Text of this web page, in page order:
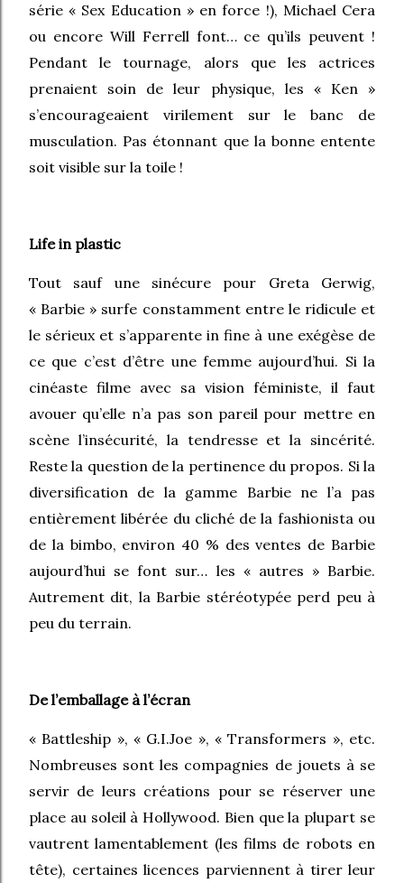
série « Sex Education » en force !), Michael Cera
ou encore Will Ferrell font… ce qu’ils peuvent !
Pendant le tournage, alors que les actrices
prenaient soin de leur physique, les « Ken »
s’encourageaient virilement sur le banc de
musculation. Pas étonnant que la bonne entente
soit visible sur la toile !
Life in plastic
Tout sauf une sinécure pour Greta Gerwig,
« Barbie » surfe constamment entre le ridicule et
le sérieux et s’apparente in fine à une exégèse de
ce que c’est d’être une femme aujourd’hui. Si la
cinéaste filme avec sa vision féministe, il faut
avouer qu’elle n’a pas son pareil pour mettre en
scène l’insécurité, la tendresse et la sincérité.
Reste la question de la pertinence du propos. Si la
diversification de la gamme Barbie ne l’a pas
entièrement libérée du cliché de la fashionista ou
de la bimbo, environ 40 % des ventes de Barbie
aujourd’hui se font sur… les « autres » Barbie.
Autrement dit, la Barbie stéréotypée perd peu à
peu du terrain.
De l’emballage à l’écran
« Battleship », « G.I.Joe », « Transformers », etc.
Nombreuses sont les compagnies de jouets à se
servir de leurs créations pour se réserver une
place au soleil à Hollywood. Bien que la plupart se
vautrent lamentablement (les films de robots en
tête), certaines licences parviennent à tirer leur